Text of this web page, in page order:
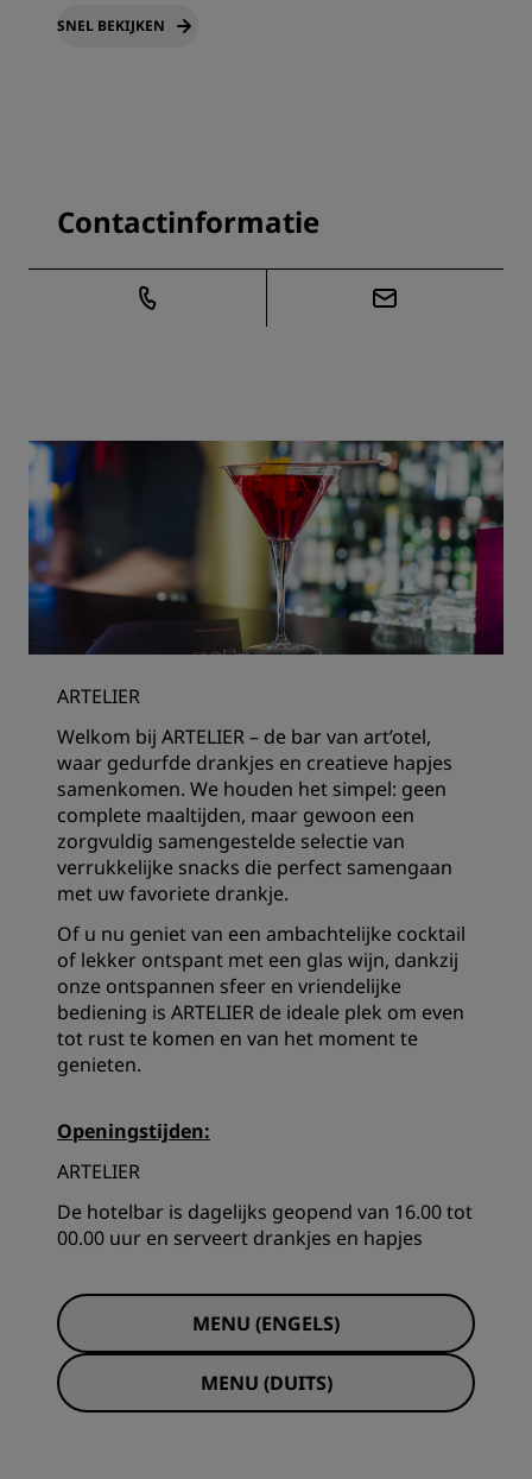
SNEL BEKIJKEN
Contactinformatie
ARTELIER
Welkom bij ARTELIER – de bar van art’otel,
waar gedurfde drankjes en creatieve hapjes
samenkomen. We houden het simpel: geen
complete maaltijden, maar gewoon een
zorgvuldig samengestelde selectie van
verrukkelijke snacks die perfect samengaan
met uw favoriete drankje.
Of u nu geniet van een ambachtelijke cocktail
of lekker ontspant met een glas wijn, dankzij
onze ontspannen sfeer en vriendelijke
bediening is ARTELIER de ideale plek om even
tot rust te komen en van het moment te
genieten.
Openingstijden:
ARTELIER
De hotelbar is dagelijks geopend van 16.00 tot
00.00 uur en serveert drankjes en hapjes
MENU (ENGELS)
MENU (DUITS)